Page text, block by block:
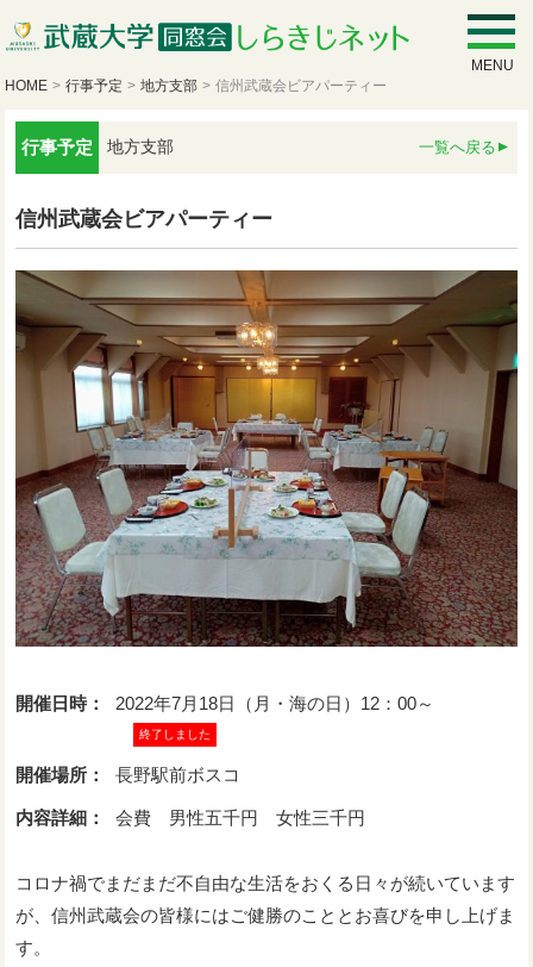
MENU
HOME > 行事予定 > 地方支部 > 信州武蔵会ビアパーティー
行事予定 地方支部 一覧へ戻る
信州武蔵会ビアパーティー
開催日時： 2022年7月18日（月・海の日）12：00～
終了しました
開催場所： 長野駅前ボスコ
内容詳細： 会費 男性五千円 女性三千円
コロナ禍でまだまだ不自由な生活をおくる日々が続いています
が、信州武蔵会の皆様にはご健勝のこととお喜びを申し上げま
す。